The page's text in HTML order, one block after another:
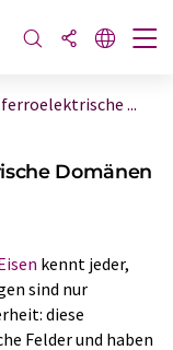
...
Domänen
kennt jeder,
sind nur
diese
Felder und haben